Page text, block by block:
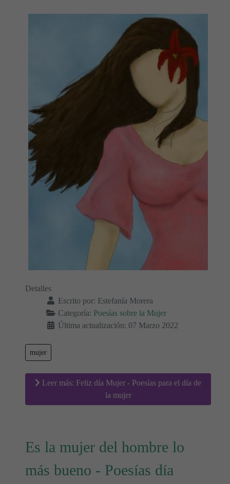
Detalles
Escrito por: Estefanía Morera
Categoría: Poesías sobre la Mujer
Última actualización: 07 Marzo 2022
mujer
Leer más: Feliz día Mujer - Poesías para el día de
la mujer
Es la mujer del hombre lo
más bueno - Poesías día